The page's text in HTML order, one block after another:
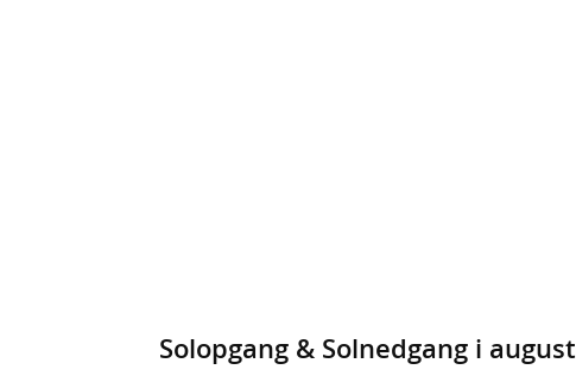
Solopgang & Solnedgang i august